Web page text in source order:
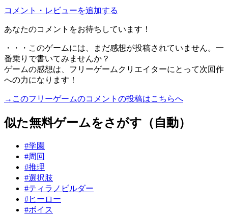
コメント・レビューを追加する
あなたのコメントをお待ちしています！
・・・このゲームには、まだ感想が投稿されていません。一
番乗りで書いてみませんか？
ゲームの感想は、フリーゲームクリエイターにとって次回作
への力になります！
→このフリーゲームのコメントの投稿はこちらへ
似た無料ゲームをさがす（自動）
#学園
#周回
#推理
#選択肢
#ティラノビルダー
#ヒーロー
#ボイス